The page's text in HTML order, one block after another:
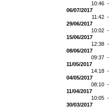
10:46 -
06/07/2017
11:42 -
29/06/2017
10:02 -
15/06/2017
12:38 -
08/06/2017
09:37 -
11/05/2017
14:18 -
04/05/2017
08:10 -
11/04/2017
10:05 -
30/03/2017